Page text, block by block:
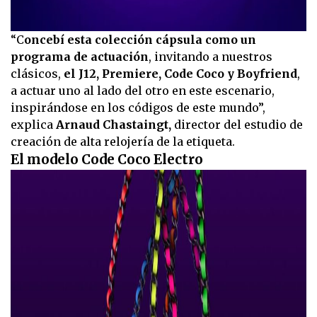
“Concebí esta colección cápsula como un
programa de actuación, invitando a nuestros
clásicos, el J12, Premiere, Code Coco y Boyfriend,
a actuar uno al lado del otro en este escenario,
inspirándose en los códigos de este mundo”,
explica Arnaud Chastaingt, director del estudio de
creación de alta relojería de la etiqueta.
El modelo Code Coco Electro